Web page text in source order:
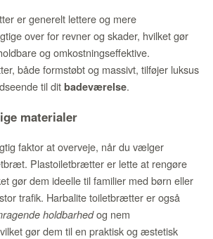
er generelt lettere og mere
over for revner og skader, hvilket gør
og omkostningseffektive.
både formstøbt og massivt, tilføjer luksus
til dit badeværelse.
materialer
faktor at overveje, når du vælger
Plastoiletbrætter er lette at rengøre
gør dem ideelle til familier med børn eller
trafik. Harbalite toiletbrætter er også
holdbarhedog nem
gør dem til en praktisk og æstetisk